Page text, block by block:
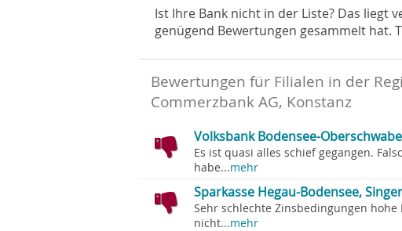
Ist Ihre Bank nicht in der Liste? Das liegt
genügend Bewertungen gesammelt hat.
Bewertungen für Filialen in der
Commerzbank AG, Konstanz
Volksbank Bodensee-
Es ist quasi alles schief gegangen.
habe...mehr
Sparkasse Hegau-Bodensee,
Sehr schlechte Zinsbedingungen
nicht...mehr